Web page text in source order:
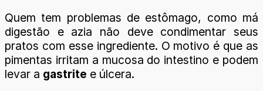
Quem tem problemas de estômago, como má
digestão e azia não deve condimentar seus
pratos com esse ingrediente. O motivo é que as
pimentas irritam a mucosa do intestino e podem
levar a gastrite e úlcera.